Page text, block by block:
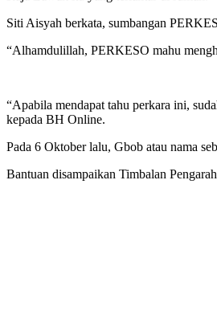
Siti Aisyah berkata, sumbangan
“Alhamdulillah, PERKESO mahu
“Apabila mendapat tahu perkara ini,
kepada BH Online.
Pada 6 Oktober lalu, Gbob atau nama
Bantuan disampaikan Timbalan